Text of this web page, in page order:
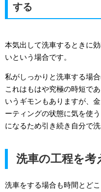
する
本気出して洗車するときに
いという場合です。
私がしっかりと洗車する場
これはもはや究極の時短で
いうギモンもありますが、
ーティングの状態に気を使
になるため引き続き自分で洗
洗車の工程を考
洗車をする場合も時間とど